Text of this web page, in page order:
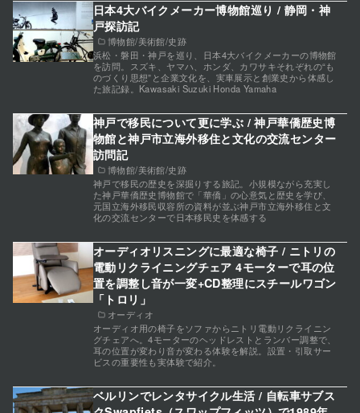
博物館/美術館/史跡
日本4大バイクメーカー博物館巡り / 静岡・神
戸探訪記
浜松・磐田・神戸を巡り、日本4大バイクメーカーの博物館
を訪問。スズキ、ヤマハ、ホンダ、カワサキそれぞれの“も
のづくり思想”と企業文化を、実車展示と創業史から体感し
た旅記録。Kawasaki Suzuki Honda Yamaha
博物館/美術館/史跡
神戸で移民について更に学ぶ / 神戸華僑歴史博
物館と神戸市立海外移住と文化の交流センター
訪問記
神戸で移民の歴史を深掘りする旅記。小規模ながら充実し
た神戸華僑歴史博物館で「華僑」の心意気と歴史を学び、
元国立海外移民収容所の資料が並ぶ神戸市立海外移住と文
化の交流センターで日本移民史を体感する
オーディオ
オーディオリスニングに最適な椅子 / ニトリの
電動リクライニングチェア 4モーターで耳の位
置を調整し音が一変+CD整理にスチールワゴン
「トロリ」
オーディオ用の椅子をソファからニトリ電動リクライニン
グチェアへ。4モーターのヘッドレストとランバー調整で、
耳の位置が変わり音が変わる体験を解説。設置・引取サー
ビスの重要性も実体験で紹介。
ベルリンでレンタサイクル生活 / 自転車サブス